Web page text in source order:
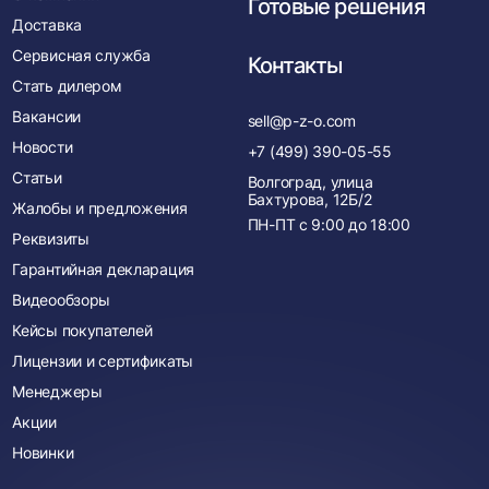
Доставка
Сервисная служба
Стать дилером
Вакансии
Новости
Статьи
Жалобы и предложения
Реквизиты
Гарантийная декларация
Видеообзоры
Кейсы покупателей
Лицензии и сертификаты
Менеджеры
Акции
Новинки
Готовые решения
Контакты
sell@p-z-o.com
+7 (499) 390-05-55
Волгоград, улица
Бахтурова, 12Б/2
ПН-ПТ с 9:00 до 18:00